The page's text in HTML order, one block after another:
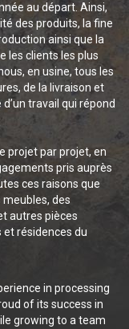
au départ. Ainsi,
des produits, la fine
ainsi que la
les clients les plus
en usine, tous les
de la livraison et
travail qui répond
projet par projet, en
pris auprès
ces raisons que
meubles, des
autres pièces
résidences du
in processing
of its success in
growing to a team